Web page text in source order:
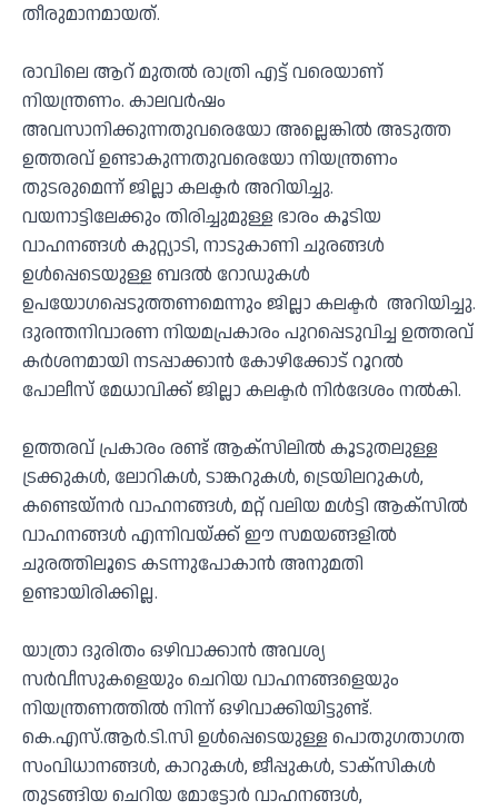
തീരുമാനമായത്.
രാവിലെ ആറ് മുതൽ രാത്രി എട്ട് വരെയാണ്
നിയന്ത്രണം. കാലവർഷം
അവസാനിക്കുന്നതുവരെയോ അല്ലെങ്കിൽ അടുത്ത
ഉത്തരവ് ഉണ്ടാകുന്നതുവരെയോ നിയന്ത്രണം
തുടരുമെന്ന് ജില്ലാ കലക്ടർ അറിയിച്ചു.
വയനാട്ടിലേക്കും തിരിച്ചുമുള്ള ഭാരം കൂടിയ
വാഹനങ്ങള്‍ കുറ്റ്യാടി, നാടുകാണി ചുരങ്ങൾ
ഉൾപ്പെടെയുള്ള ബദൽ റോഡുകൾ
ഉപയോഗപ്പെടുത്തണമെന്നും ജില്ലാ കലക്ടർ അറിയിച്ചു.
ദുരന്തനിവാരണ നിയമപ്രകാരം പുറപ്പെടുവിച്ച ഉത്തരവ്
കർശനമായി നടപ്പാക്കാൻ കോഴിക്കോട് റൂറൽ
പോലീസ് മേധാവിക്ക് ജില്ലാ കലക്ടർ നിർദേശം നൽകി.
ഉത്തരവ് പ്രകാരം രണ്ട് ആക്‌സിലിൽ കൂടുതലുള്ള
ട്രക്കുകൾ, ലോറികൾ, ടാങ്കറുകൾ, ട്രെയിലറുകൾ,
കണ്ടെയ്നർ വാഹനങ്ങൾ, മറ്റ് വലിയ മൾട്ടി ആക്‌സിൽ
വാഹനങ്ങൾ എന്നിവയ്ക്ക് ഈ സമയങ്ങളിൽ
ചുരത്തിലൂടെ കടന്നുപോകാൻ അനുമതി
ഉണ്ടായിരിക്കില്ല.
യാത്രാ ദുരിതം ഒഴിവാക്കാൻ അവശ്യ
സർവീസുകളെയും ചെറിയ വാഹനങ്ങളെയും
നിയന്ത്രണത്തിൽ നിന്ന് ഒഴിവാക്കിയിട്ടുണ്ട്.
കെ.എസ്.ആർ.ടി.സി ഉൾപ്പെടെയുള്ള പൊതുഗതാഗത
സംവിധാനങ്ങൾ, കാറുകൾ, ജീപ്പുകൾ, ടാക്സികൾ
തുടങ്ങിയ ചെറിയ മോട്ടോർ വാഹനങ്ങൾ,